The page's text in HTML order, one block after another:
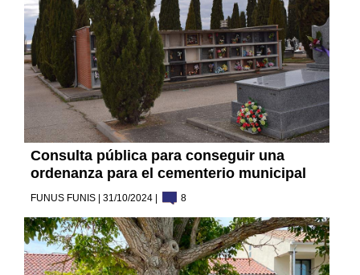
Consulta pública para conseguir una
ordenanza para el cementerio municipal
FUNUS FUNIS | 31/10/2024 | 8